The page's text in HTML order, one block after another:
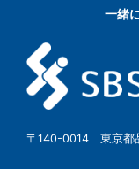
一緒
〒140-0014 東京都